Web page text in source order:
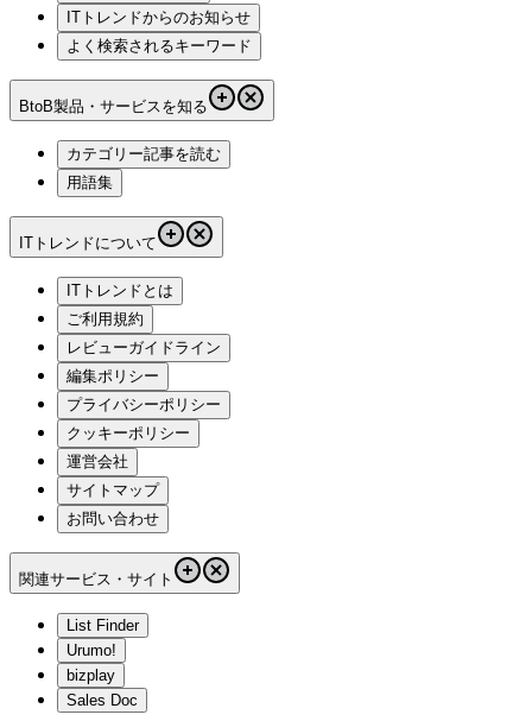
ITトレンドからのお知らせ
よく検索されるキーワード
BtoB製品・サービスを知る
カテゴリー記事を読む
用語集
ITトレンドについて
ITトレンドとは
ご利用規約
レビューガイドライン
編集ポリシー
プライバシーポリシー
クッキーポリシー
運営会社
サイトマップ
お問い合わせ
関連サービス・サイト
List Finder
Urumo!
bizplay
Sales Doc